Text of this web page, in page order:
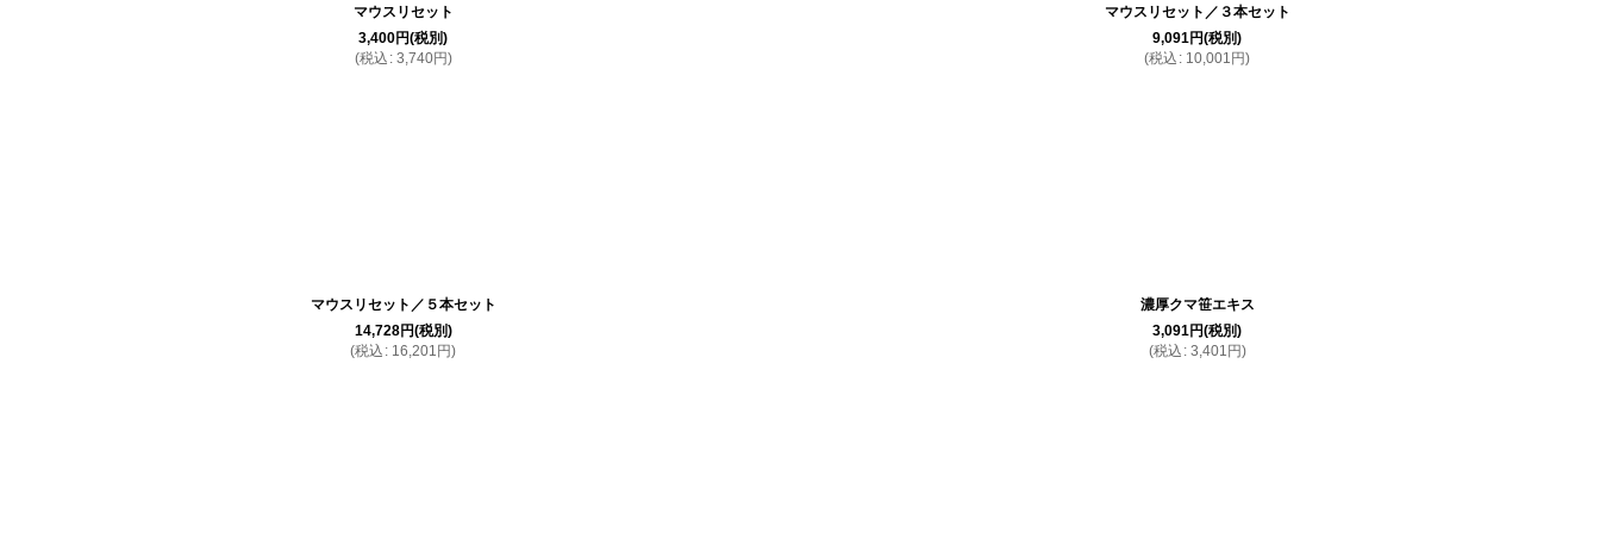
マウスリセット
3,400円(税別)
(税込 : 3,740円)
マウスリセット／３本セット
9,091円(税別)
(税込 : 10,001 円)
マウスリセット／５本セット
14,728円(税別)
(税込 : 16,201 円)
濃厚クマ笹エキス
3,091円(税別)
(税込 : 3,401 円)